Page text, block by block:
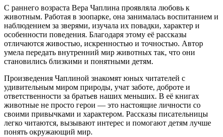
С раннего возраста Вера Чаплина проявляла любовь к
животным. Работая в зоопарке, она занималась воспитанием и
наблюдением за зверями, изучала их повадки, характер и
особенности поведения. Благодаря этому её рассказы
отличаются живостью, искренностью и точностью. Автор
умела передать внутренний мир животных так, что они
становились близкими и понятными детям.
Произведения Чаплиной знакомят юных читателей с
удивительным миром природы, учат заботе, доброте и
ответственности за братьев наших меньших. В её книгах
животные не просто герои — это настоящие личности со
своими привычками и характером. Рассказы писательницы
легко читаются, вызывают интерес и помогают детям лучше
понять окружающий мир.